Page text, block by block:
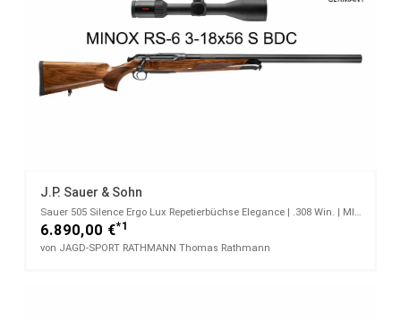
J.P. Sauer & Sohn
Sauer 505 Silence Ergo Lux Repetierbüchse Elegance | .308 Win. | MINOX RS-6 3 - 18 x 50 S BDC
6.890,00 €*1
von JAGD-SPORT RATHMANN Thomas Rathmann